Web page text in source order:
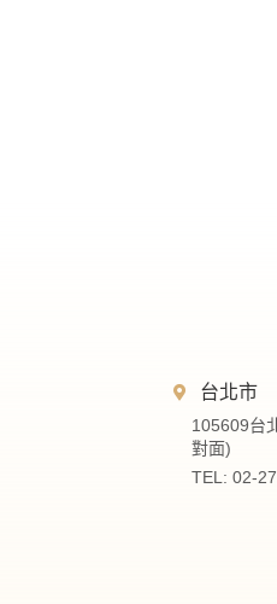
台北市
105609台
對面)
TEL: 02-